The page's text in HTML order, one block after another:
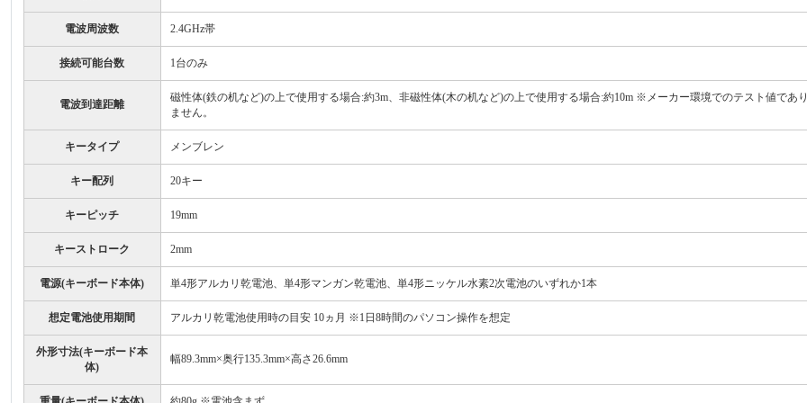
電波周波数 2.4GHz帯
接続可能台数 1台のみ
電波到達距離
磁性体(鉄の机など)の上で使用する場合:約3m、非磁性体(木の机など)の上で使用する場合:約10m ※メーカー環境でのテスト値であ
ません。
キータイプ メンブレン
キー配列 20キー
キーピッチ 19mm
キーストローク 2mm
電源(キーボード本体) 単4形アルカリ乾電池、単4形マンガン乾電池、単4形ニッケル水素2次電池のいずれか1本
想定電池使用期間 アルカリ乾電池使用時の目安 10ヵ月 ※1日8時間のパソコン操作を想定
外形寸法(キーボード本
体)
幅89.3mm×奥行135.3mm×高さ26.6mm